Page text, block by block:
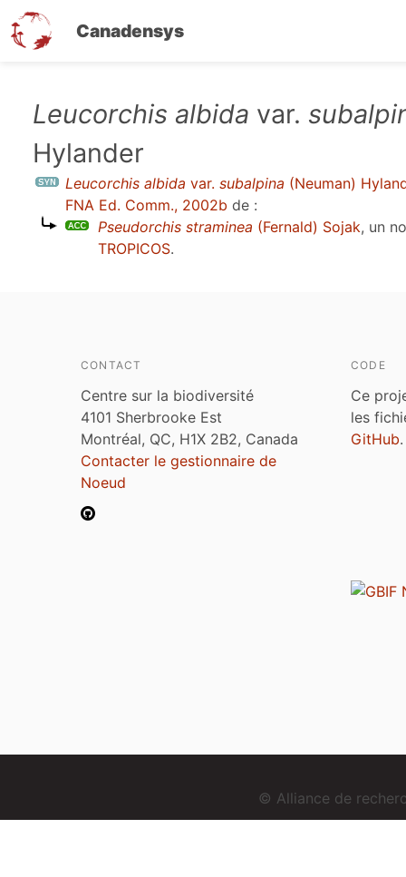
Canadensys
contenu
principal
Leucorchis albida var.
Hylander
Leucorchis albida var. subalpina (Neuman)
FNA Ed. Comm., 2002b de :
Pseudorchis straminea (Fernald) Sojak, un
TROPICOS.
CONTACT
Centre sur la biodiversité
4101 Sherbrooke Est
Montréal, QC, H1X 2B2, Canada
Contacter le gestionnaire de
Noeud
CODE
Ce
les
GitHub.
© Alliance de